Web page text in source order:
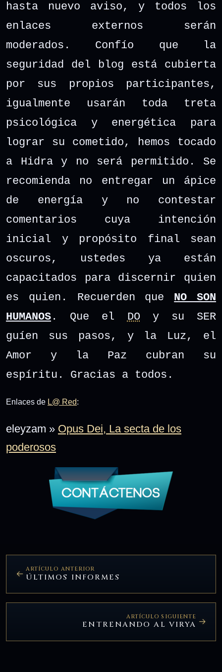
hasta nuevo aviso, y todos los
enlaces externos serán
moderados. Confío que la
seguridad del blog está cubierta
por sus propios participantes,
igualmente usarán toda treta
psicológica y energética para
lograr su cometido, hemos tocado
a Hidra y no será permitido. Se
recomienda no entregar un ápice
de energía y no contestar
comentarios cuya intención
inicial y propósito final sean
oscuros, ustedes ya están
capacitados para discernir quien
es quien. Recuerden que NO SON
HUMANOS . Que el DO y su SER
guíen sus pasos, y la Luz, el
Amor y la Paz cubran su
espíritu. Gracias a todos.
Enlaces de L@ Red:
eleyzam » Opus Dei, La secta de los
poderosos
ARTÍCULO ANTERIOR
ÚLTIMOS INFORMES
ARTÍCULO SIGUIENTE
ENTRENANDO AL VIRYA